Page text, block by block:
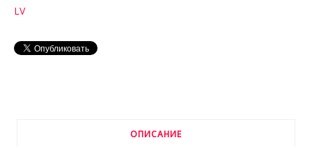
LV
ОПИСАНИЕ